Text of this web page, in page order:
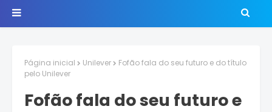
Página inicial Unilever
Fofão fala do seu futuro e do título
pelo Unilever
Fofão fala do seu futuro e